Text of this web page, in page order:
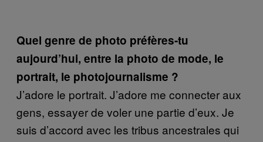
Quel genre de photo préfères-tu
aujourd’hui, entre la photo de mode, le
portrait, le photojournalisme ?
J’adore le portrait. J’adore me connecter aux
gens, essayer de voler une partie d’eux. Je
suis d’accord avec les tribus ancestrales qui